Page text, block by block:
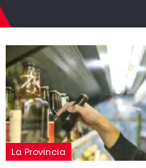
La Provincia